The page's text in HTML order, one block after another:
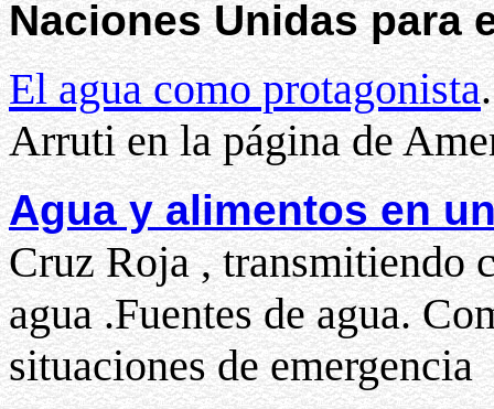
Naciones Unidas para
El agua como protagonista
Arruti en la página de
Agua y alimentos en
Cruz Roja , transmitiendo
agua .Fuentes de agua.
situaciones de emergencia